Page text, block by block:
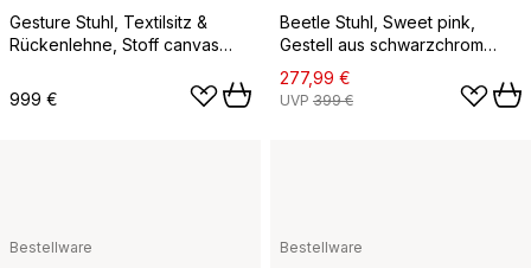
Gesture Stuhl, Textilsitz &
Rückenlehne, Stoff canvas
Eichengestell teak geölt,
Textilsitz, Textilrückenlehne
999 €
Beetle Stuhl, Sweet pink,
Gestell aus schwarzchrom
Stahl
277,99 €
UVP 399 €
Bestellware Bestellware